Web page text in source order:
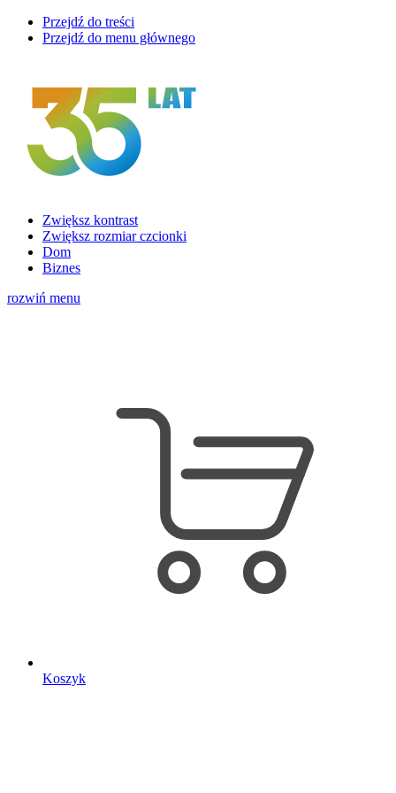
Przejdź do treści
Przejdź do menu głównego
Zwiększ kontrast
Zwiększ rozmiar czcionki
Dom
Biznes
rozwiń menu
Koszyk